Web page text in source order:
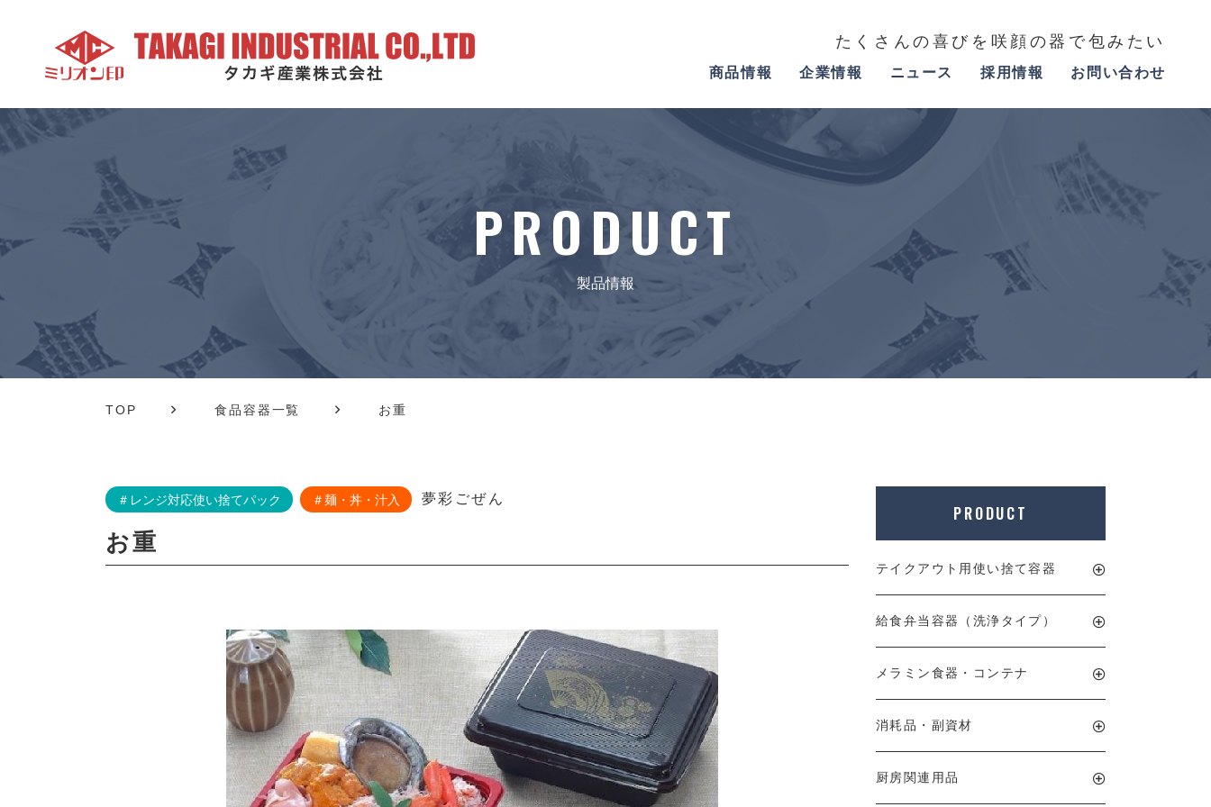
たくさんの喜びを咲顔の器で包みたい
商品情報 企業情報 ニュース 採用情報 お問い合わせ
PRODUCT
製品情報
TOP 食品容器一覧 お重
＃レンジ対応使い捨てパック ＃麺・丼・汁入 夢彩ごぜん
お重
PRODUCT
テイクアウト用使い捨て容器
給食弁当容器（洗浄タイプ）
メラミン食器・コンテナ
消耗品・副資材
厨房関連用品